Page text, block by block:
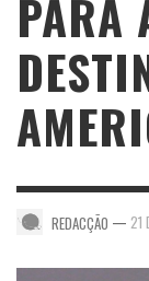
PARA
REDACÇÃO — 21